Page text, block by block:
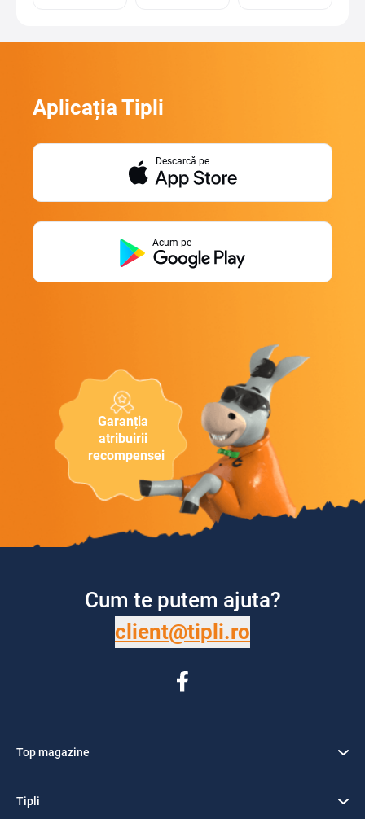
Garanția
atribuirii
recompensei
Aplicația Tipli
Descarcă pe
Acum pe
Cum te putem ajuta?
client@tipli.ro
Top magazine
Tipli